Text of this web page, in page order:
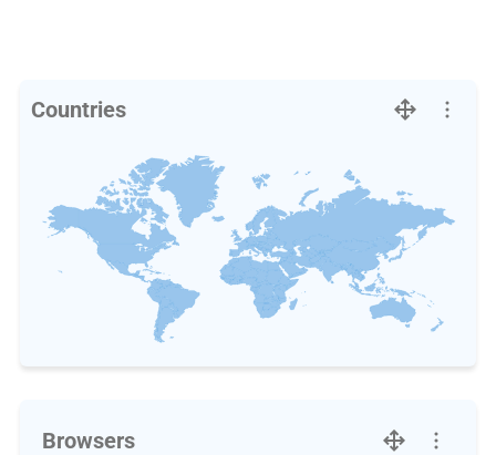
Countries
Browsers